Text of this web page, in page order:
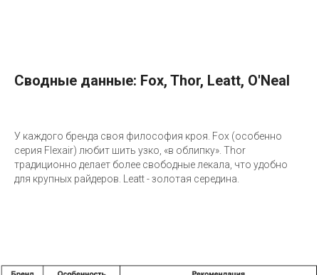
Сводные данные: Fox, Thor, Leatt, O'Neal
У каждого бренда своя философия кроя. Fox (особенно
серия Flexair) любит шить узко, «в облипку». Thor
традиционно делает более свободные лекала, что удобно
для крупных райдеров. Leatt - золотая середина.